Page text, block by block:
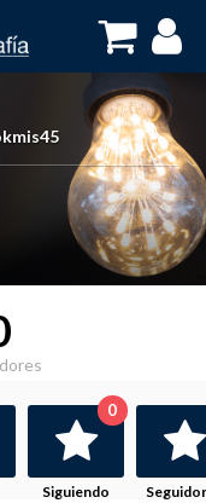
Siguiendo
0